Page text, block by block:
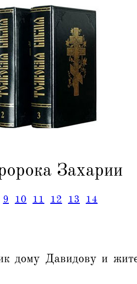
Захарии
9 10 11 12 13 14
дому Давидову и